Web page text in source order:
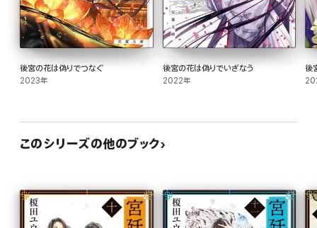
後宮の花は偽りでつなぐ
2023年
後宮の花は偽りでいざなう
2022年
後
このシリーズの他のブック